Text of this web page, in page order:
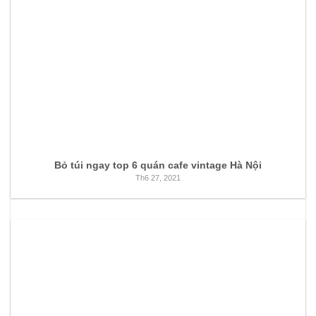
Bỏ túi ngay top 6 quán cafe vintage Hà Nội
Th6 27, 2021